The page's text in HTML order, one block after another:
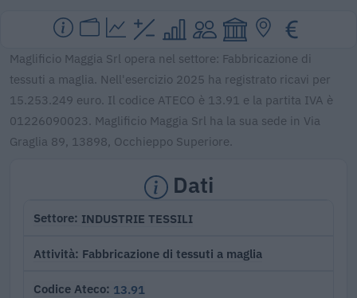
Maglificio Maggia Srl opera nel settore: Fabbricazione di
tessuti a maglia. Nell'esercizio 2025 ha registrato ricavi per
15.253.249 euro. Il codice ATECO è 13.91 e la partita IVA è
01226090023. Maglificio Maggia Srl ha la sua sede in Via
Graglia 89, 13898, Occhieppo Superiore.
Dati
Settore INDUSTRIE TESSILI
Attività Fabbricazione di tessuti a maglia
Codice Ateco 13.91